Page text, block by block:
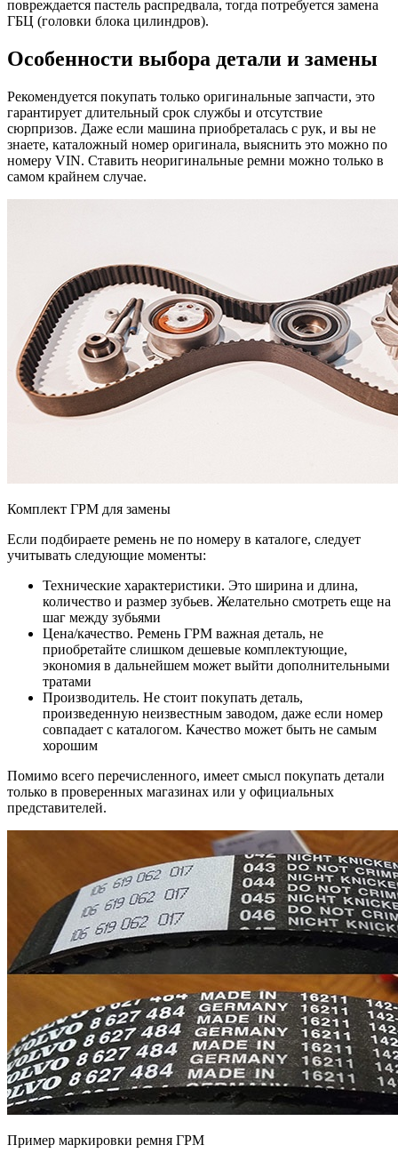
повреждается пастель распредвала, тогда потребуется замена
ГБЦ (головки блока цилиндров).
Особенности выбора детали и замены
Рекомендуется покупать только оригинальные запчасти, это
гарантирует длительный срок службы и отсутствие
сюрпризов. Даже если машина приобреталась с рук, и вы не
знаете, каталожный номер оригинала, выяснить это можно по
номеру VIN. Ставить неоригинальные ремни можно только в
самом крайнем случае.
Комплект ГРМ для замены
Если подбираете ремень не по номеру в каталоге, следует
учитывать следующие моменты:
Технические характеристики. Это ширина и длина,
количество и размер зубьев. Желательно смотреть еще на
шаг между зубьями
Цена/качество. Ремень ГРМ важная деталь, не
приобретайте слишком дешевые комплектующие,
экономия в дальнейшем может выйти дополнительными
тратами
Производитель. Не стоит покупать деталь,
произведенную неизвестным заводом, даже если номер
совпадает с каталогом. Качество может быть не самым
хорошим
Помимо всего перечисленного, имеет смысл покупать детали
только в проверенных магазинах или у официальных
представителей.
Пример маркировки ремня ГРМ